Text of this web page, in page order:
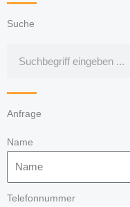
Suche
Anfrage
Name
Telefonnummer